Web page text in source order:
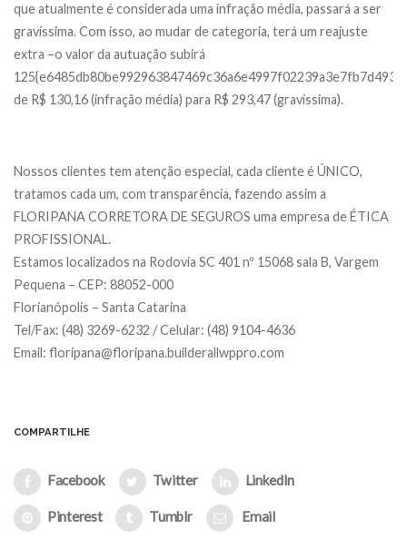
que atualmente é considerada uma infração média, passará a ser
gravíssima. Com isso, ao mudar de categoria, terá um reajuste
extra –o valor da autuação subirá
de R$ 130,16 (infração média) para R$ 293,47 (gravíssima).
Nossos clientes tem atenção especial, cada cliente é ÚNICO,
tratamos cada um, com transparência, fazendo assim a
FLORIPANA CORRETORA DE SEGUROS uma empresa de ÉTICA
PROFISSIONAL.
Estamos localizados na Rodovia SC 401 nº 15068 sala B, Vargem
Pequena – CEP: 88052-000
Florianópolis – Santa Catarina
Tel/Fax: (48) 3269-6232 / Celular: (48) 9104-4636
Email: floripana@floripana.builderallwppro.com
COMPARTILHE
Facebook Twitter LinkedIn
Pinterest Tumblr Email